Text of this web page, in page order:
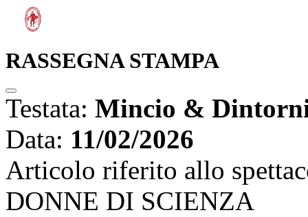
RASSEGNA STAMPA
Testata: Mincio &
Data: 11/02/2026
Articolo riferito allo
DONNE DI SCIENZA